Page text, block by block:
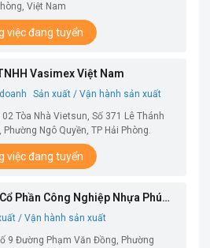
Việt Nam
việc đang tuyển
Vasimex Việt Nam
Sản xuất / Vận hành sản xuất
02 Tòa Nhà Vietsun, Số 371 Lê Thánh
Phường Ngô Quyền, TP Hải Phòng.
việc đang tuyển
Phần Công Nghiệp Nhựa Phú
/ Vận hành sản xuất
9 Đường Phạm Văn Đồng, Phường